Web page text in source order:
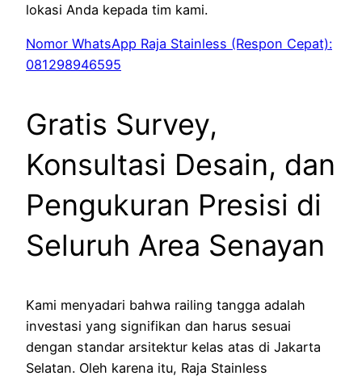
lokasi Anda kepada tim kami.
Nomor WhatsApp Raja Stainless (Respon Cepat):
081298946595
Gratis Survey,
Konsultasi Desain, dan
Pengukuran Presisi di
Seluruh Area Senayan
Kami menyadari bahwa railing tangga adalah
investasi yang signifikan dan harus sesuai
dengan standar arsitektur kelas atas di Jakarta
Selatan. Oleh karena itu, Raja Stainless